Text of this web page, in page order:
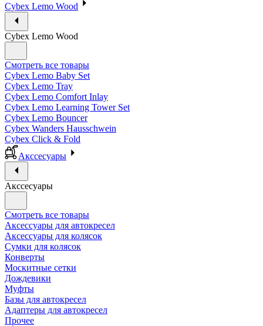
Cybex Lemo Wood
Cybex Lemo Wood
Смотреть все товары
Cybex Lemo Baby Set
Cybex Lemo Tray
Cybex Lemo Comfort Inlay
Cybex Lemo Learning Tower Set
Cybex Lemo Bouncer
Cybex Wanders Hausschwein
Cybex Click & Fold
Акссесуары
Акссесуары
Смотреть все товары
Аксессуары для автокресел
Аксессуары для колясок
Сумки для колясок
Конверты
Москитные сетки
Дождевики
Муфты
Базы для автокресел
Адаптеры для автокресел
Прочее